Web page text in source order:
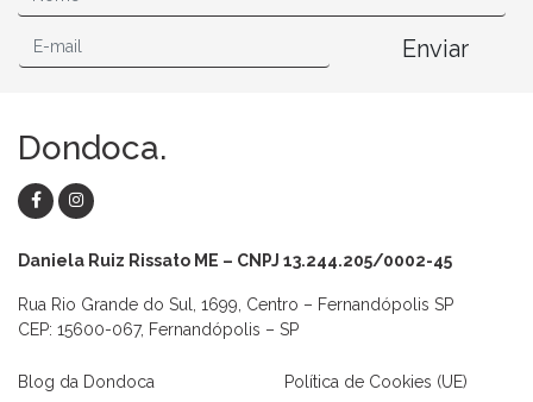
Enviar
Dondoca.
Daniela Ruiz Rissato ME – CNPJ 13.244.205/0002-45
Rua Rio Grande do Sul, 1699, Centro – Fernandópolis SP
CEP: 15600-067, Fernandópolis – SP
Blog da Dondoca Política de Cookies (UE)